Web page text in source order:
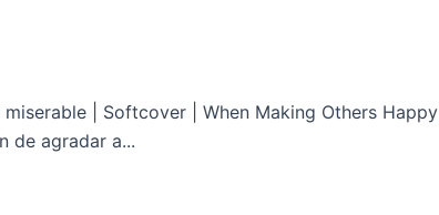
| Softcover | When Making Others Happy
de agradar a...